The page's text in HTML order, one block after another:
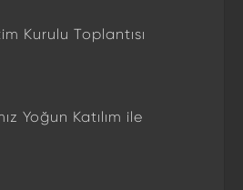
Kurulu Toplantısı
Yoğun Katılım ile